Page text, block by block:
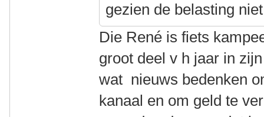
gezien de belasting
Die René is fiets
groot deel v h jaar in
wat nieuws bedenken
kanaal en om geld te